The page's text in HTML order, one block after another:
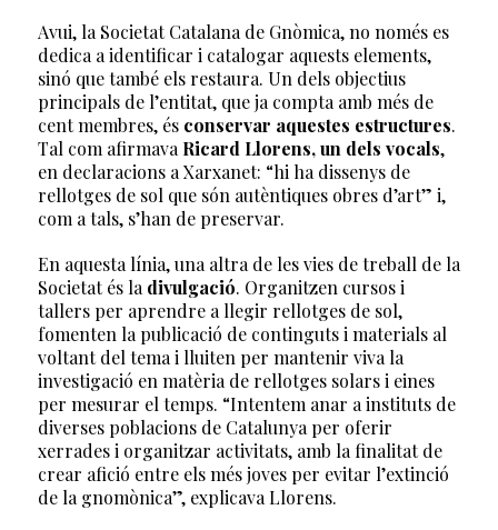
Avui, la Societat Catalana de Gnòmica, no només es
dedica a identificar i catalogar aquests elements,
sinó que també els restaura. Un dels objectius
principals de l’entitat, que ja compta amb més de
cent membres, és conservar aquestes estructures.
Tal com afirmavaRicard Llorens, un dels vocals,
en declaracions a Xarxanet: “hi ha dissenys de
rellotges de sol que són autèntiques obres d’art” i,
com a tals, s’han de preservar.
En aquesta línia, una altra de les vies de treball de la
Societat és ladivulgació. Organitzen cursos i
tallers per aprendre a llegir rellotges de sol,
fomenten la publicació de continguts i materials al
voltant del tema i lluiten per mantenir viva la
investigació en matèria de rellotges solars i eines
per mesurar el temps. “Intentem anar a instituts de
diverses poblacions de Catalunya per oferir
xerrades i organitzar activitats, amb la finalitat de
crear afició entre els més joves per evitar l’extinció
de la gnomònica”, explicava Llorens.